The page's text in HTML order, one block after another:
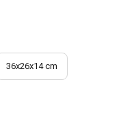
36x26x14 cm